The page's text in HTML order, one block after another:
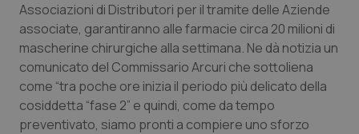
Basilicata
Calabria
Campania
Artrite & artrosi
Asma & BPCO
Car-T
QS Club Newsletter
Associazioni di Distributori per il tramite delle Aziende
associate, garantiranno alle farmacie circa 20 milioni di
mascherine chirurgiche alla settimana. Ne dà notizia un
comunicato del Commissario Arcuri che sottoliena
come “tra poche ore inizia il periodo più delicato della
cosiddetta “fase 2” e quindi, come da tempo
preventivato, siamo pronti a compiere uno sforzo